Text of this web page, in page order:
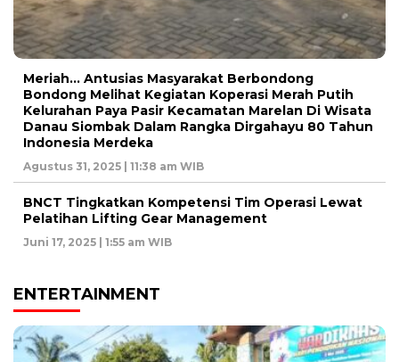
Meriah… Antusias Masyarakat Berbondong
Bondong Melihat Kegiatan Koperasi Merah Putih
Kelurahan Paya Pasir Kecamatan Marelan Di Wisata
Danau Siombak Dalam Rangka Dirgahayu 80 Tahun
Indonesia Merdeka
Agustus 31, 2025 | 11:38 am WIB
BNCT Tingkatkan Kompetensi Tim Operasi Lewat
Pelatihan Lifting Gear Management
Juni 17, 2025 | 1:55 am WIB
ENTERTAINMENT